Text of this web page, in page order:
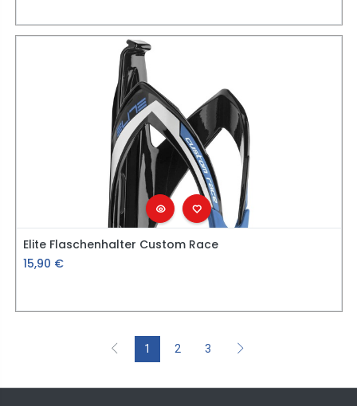
Elite Flaschenhalter Custom Race
15,90 €
1 2 3